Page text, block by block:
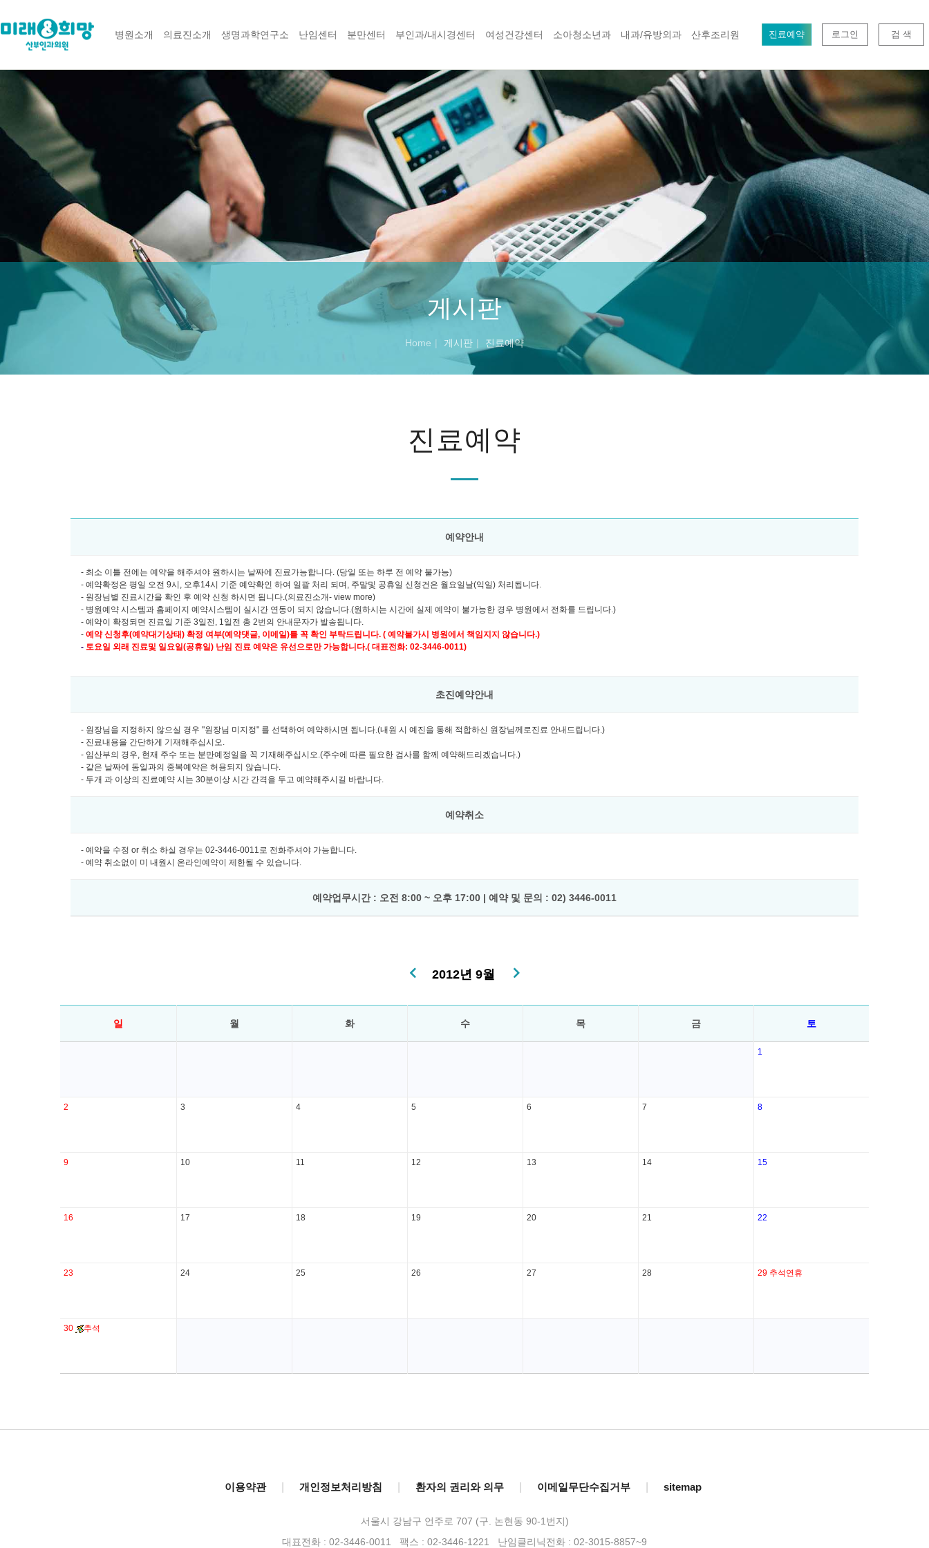
병원소개 의료진소개 생명과학연구소 난임센터 분만센터 부인과/내시경센터 여성건강센터 소아청소년과 내과/유방외과 산후조리원 진료예약 로그인 검 색
게시판
Home 게시판 진료예약
진료예약
예약안내
- 최소 이틀 전에는 예약을 해주셔야 원하시는 날짜에 진료가능합니다. (당일 또는 하루 전 예약 불가능)
- 예약확정은 평일 오전 9시, 오후14시 기준 예약확인 하여 일괄 처리 되며, 주말및 공휴일 신청건은 월요일날(익일) 처리됩니다.
- 원장님별 진료시간을 확인 후 예약 신청 하시면 됩니다.(의료진소개- view more)
- 병원예약 시스템과 홈페이지 예약시스템이 실시간 연동이 되지 않습니다.(원하시는 시간에 실제 예약이 불가능한 경우 병원에서 전화를 드립니다.)
- 예약이 확정되면 진료일 기준 3일전, 1일전 총 2번의 안내문자가 발송됩니다.
- 예약 신청후(예약대기상태) 확정 여부(예약댓글, 이메일)를 꼭 확인 부탁드립니다. ( 예약불가시 병원에서 책임지지 않습니다.)
- 토요일 외래 진료및 일요일(공휴일) 난임 진료 예약은 유선으로만 가능합니다.( 대표전화: 02-3446-0011)
초진예약안내
- 원장님을 지정하지 않으실 경우 "원장님 미지정" 를 선택하여 예약하시면 됩니다.(내원 시 예진을 통해 적합하신 원장님께로진료 안내드립니다.)
- 진료내용을 간단하게 기재해주십시오.
- 임산부의 경우, 현재 주수 또는 분만예정일을 꼭 기재해주십시오.(주수에 따른 필요한 검사를 함께 예약해드리겠습니다.)
- 같은 날짜에 동일과의 중복예약은 허용되지 않습니다.
- 두개 과 이상의 진료예약 시는 30분이상 시간 간격을 두고 예약해주시길 바랍니다.
예약취소
- 예약을 수정 or 취소 하실 경우는 02-3446-0011로 전화주셔야 가능합니다.
- 예약 취소없이 미 내원시 온라인예약이 제한될 수 있습니다.
예약업무시간 : 오전 8:00 ~ 오후 17:00 | 예약 및 문의 : 02) 3446-0011
2012년 9월
일 월 화 수 목 금 토
1
2 3 4 5 6 7 8
9 10 11 12 13 14 15
16 17 18 19 20 21 22
23 24 25 26 27 28 29 추석연휴
30 추석
이용약관 개인정보처리방침 환자의 권리와 의무 이메일무단수집거부 sitemap
서울시 강남구 언주로 707 (구. 논현동 90-1번지)
대표전화 : 02-3446-0011 팩스 : 02-3446-1221 난임클리닉전화 : 02-3015-8857~9